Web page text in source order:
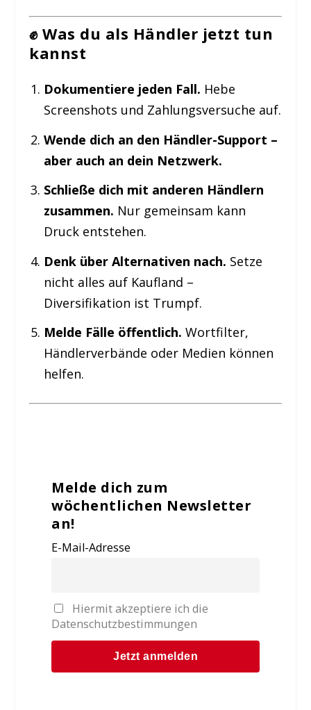
✊ Was du als Händler jetzt tun
kannst
Dokumentiere jeden Fall. Hebe
Screenshots und Zahlungsversuche auf.
Wende dich an den Händler-Support –
aber auch an dein Netzwerk.
Schließe dich mit anderen Händlern
zusammen. Nur gemeinsam kann
Druck entstehen.
Denk über Alternativen nach. Setze
nicht alles auf Kaufland –
Diversifikation ist Trumpf.
Melde Fälle öffentlich. Wortfilter,
Händlerverbände oder Medien können
helfen.
Melde dich zum
wöchentlichen Newsletter
an!
E-Mail-Adresse
Hiermit akzeptiere ich die
Datenschutzbestimmungen